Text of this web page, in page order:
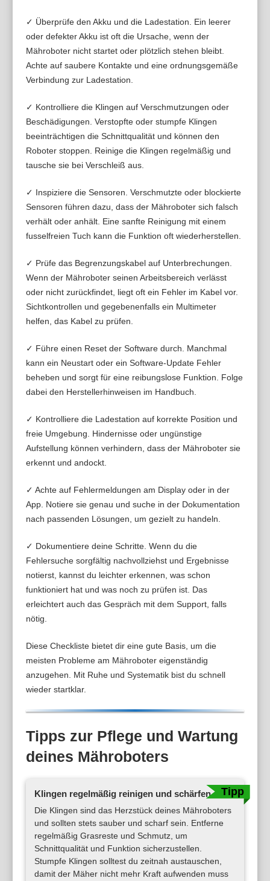
✓ Überprüfe den Akku und die Ladestation. Ein leerer
oder defekter Akku ist oft die Ursache, wenn der
Mähroboter nicht startet oder plötzlich stehen bleibt.
Achte auf saubere Kontakte und eine ordnungsgemäße
Verbindung zur Ladestation.
✓ Kontrolliere die Klingen auf Verschmutzungen oder
Beschädigungen. Verstopfte oder stumpfe Klingen
beeinträchtigen die Schnittqualität und können den
Roboter stoppen. Reinige die Klingen regelmäßig und
tausche sie bei Verschleiß aus.
✓ Inspiziere die Sensoren. Verschmutzte oder blockierte
Sensoren führen dazu, dass der Mähroboter sich falsch
verhält oder anhält. Eine sanfte Reinigung mit einem
fusselfreien Tuch kann die Funktion oft wiederherstellen.
✓ Prüfe das Begrenzungskabel auf Unterbrechungen.
Wenn der Mähroboter seinen Arbeitsbereich verlässt
oder nicht zurückfindet, liegt oft ein Fehler im Kabel vor.
Sichtkontrollen und gegebenenfalls ein Multimeter
helfen, das Kabel zu prüfen.
✓ Führe einen Reset der Software durch. Manchmal
kann ein Neustart oder ein Software-Update Fehler
beheben und sorgt für eine reibungslose Funktion. Folge
dabei den Herstellerhinweisen im Handbuch.
✓ Kontrolliere die Ladestation auf korrekte Position und
freie Umgebung. Hindernisse oder ungünstige
Aufstellung können verhindern, dass der Mähroboter sie
erkennt und andockt.
✓ Achte auf Fehlermeldungen am Display oder in der
App. Notiere sie genau und suche in der Dokumentation
nach passenden Lösungen, um gezielt zu handeln.
✓ Dokumentiere deine Schritte. Wenn du die
Fehlersuche sorgfältig nachvollziehst und Ergebnisse
notierst, kannst du leichter erkennen, was schon
funktioniert hat und was noch zu prüfen ist. Das
erleichtert auch das Gespräch mit dem Support, falls
nötig.
Diese Checkliste bietet dir eine gute Basis, um die
meisten Probleme am Mähroboter eigenständig
anzugehen. Mit Ruhe und Systematik bist du schnell
wieder startklar.
Tipps zur Pflege und Wartung
deines Mähroboters
Klingen regelmäßig reinigen und schärfen
Die Klingen sind das Herzstück deines Mähroboters
und sollten stets sauber und scharf sein. Entferne
regelmäßig Grasreste und Schmutz, um
Schnittqualität und Funktion sicherzustellen.
Stumpfe Klingen solltest du zeitnah austauschen,
damit der Mäher nicht mehr Kraft aufwenden muss